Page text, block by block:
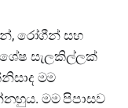
රෝගීන් සහ
සැලකිල්ලක්
මම
මම පිපාසව